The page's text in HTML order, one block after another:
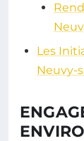
Les
Neuvy-